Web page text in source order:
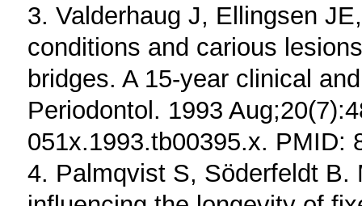
3. Valderhaug J, Ellingsen
conditions and carious
bridges. A 15-year clinical
Periodontol. 1993
051x.1993.tb00395.x. PMID:
4. Palmqvist S, Söderfeldt